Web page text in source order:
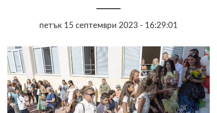
петък 15 септември 2023 - 16:29:01